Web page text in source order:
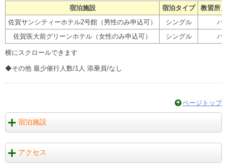
宿泊施設
宿泊タイプ
教習所
佐賀サンシティーホテル2号館（男性のみ申込可）
シングル
バ
佐賀医大前グリーンホテル（女性のみ申込可）
シングル バ
◆その他 最少催行人数/1人 添乗員/なし
ページトップ
宿泊施設
アクセス